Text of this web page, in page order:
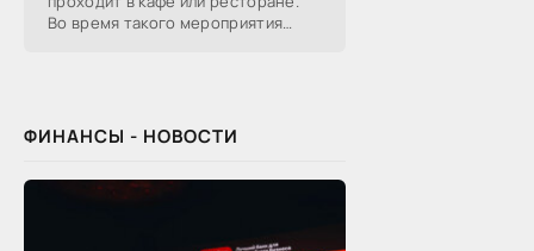
Во время такого мероприятия
ФИНАНСЫ - НОВОСТИ